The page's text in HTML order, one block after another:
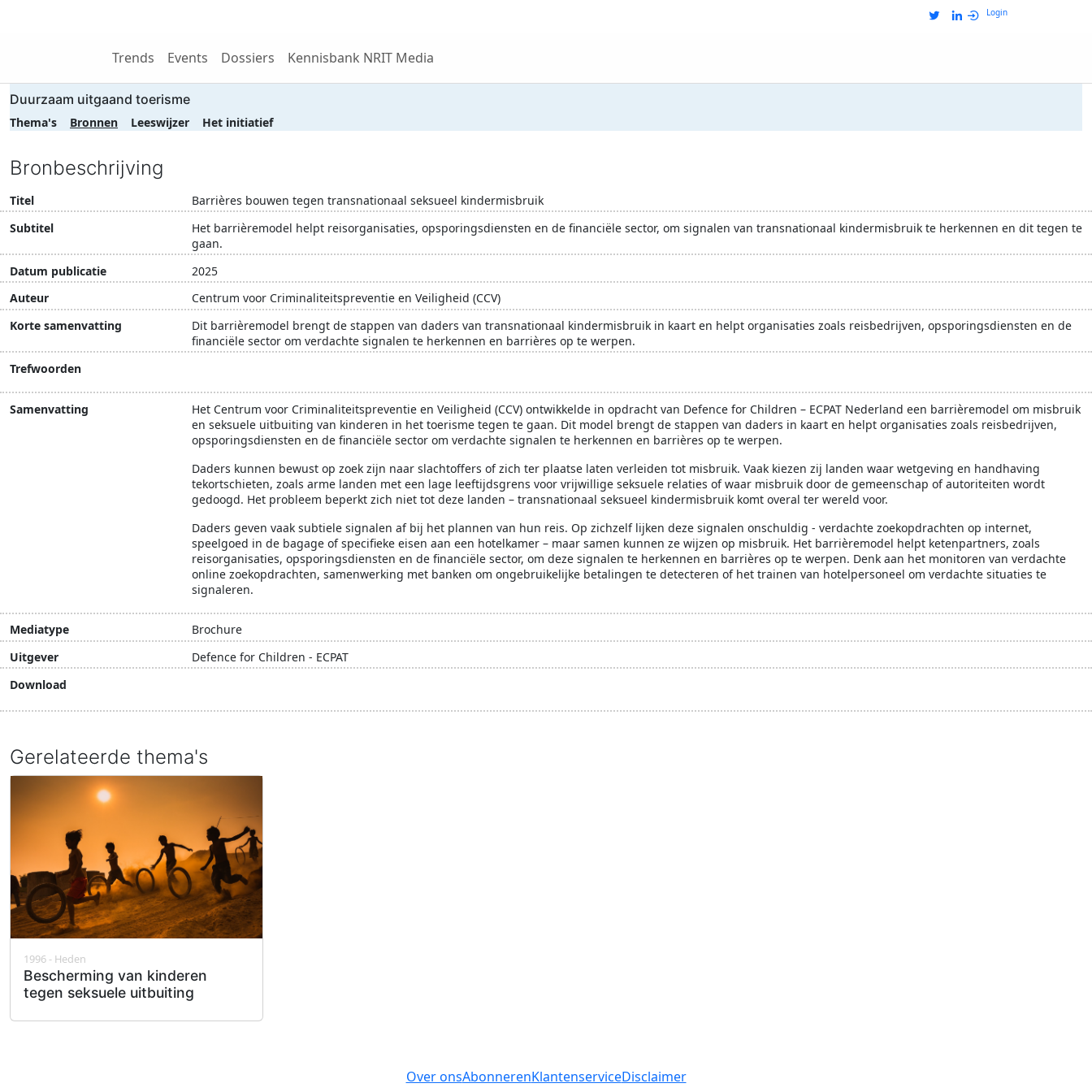
Login
Trends Events Dossiers Kennisbank NRIT Media
Duurzaam uitgaand toerisme
Thema's Bronnen Leeswijzer Het initiatief
Bronbeschrijving
Titel
Barrières bouwen tegen transnationaal seksueel kindermisbruik
Subtitel
Het barrièremodel helpt reisorganisaties, opsporingsdiensten en de financiële sector, om signalen van transnationaal kindermisbruik te herkennen en dit tegen te
gaan.
Datum publicatie
2025
Auteur
Centrum voor Criminaliteitspreventie en Veiligheid (CCV)
Korte samenvatting
Dit barrièremodel brengt de stappen van daders van transnationaal kindermisbruik in kaart en helpt organisaties zoals reisbedrijven, opsporingsdiensten en de
financiële sector om verdachte signalen te herkennen en barrières op te werpen.
Trefwoorden
Samenvatting
Het Centrum voor Criminaliteitspreventie en Veiligheid (CCV) ontwikkelde in opdracht van Defence for Children – ECPAT Nederland een barrièremodel om misbruik
en seksuele uitbuiting van kinderen in het toerisme tegen te gaan. Dit model brengt de stappen van daders in kaart en helpt organisaties zoals reisbedrijven,
opsporingsdiensten en de financiële sector om verdachte signalen te herkennen en barrières op te werpen.
Daders kunnen bewust op zoek zijn naar slachtoffers of zich ter plaatse laten verleiden tot misbruik. Vaak kiezen zij landen waar wetgeving en handhaving
tekortschieten, zoals arme landen met een lage leeftijdsgrens voor vrijwillige seksuele relaties of waar misbruik door de gemeenschap of autoriteiten wordt
gedoogd. Het probleem beperkt zich niet tot deze landen – transnationaal seksueel kindermisbruik komt overal ter wereld voor.
Daders geven vaak subtiele signalen af bij het plannen van hun reis. Op zichzelf lijken deze signalen onschuldig - verdachte zoekopdrachten op internet,
speelgoed in de bagage of specifieke eisen aan een hotelkamer – maar samen kunnen ze wijzen op misbruik. Het barrièremodel helpt ketenpartners, zoals
reisorganisaties, opsporingsdiensten en de financiële sector, om deze signalen te herkennen en barrières op te werpen. Denk aan het monitoren van verdachte
online zoekopdrachten, samenwerking met banken om ongebruikelijke betalingen te detecteren of het trainen van hotelpersoneel om verdachte situaties te
signaleren.
Mediatype
Brochure
Uitgever
Defence for Children - ECPAT
Download
Gerelateerde thema's
1996 - Heden
Bescherming van kinderen
tegen seksuele uitbuiting
Over onsAbonnerenKlantenserviceDisclaimer